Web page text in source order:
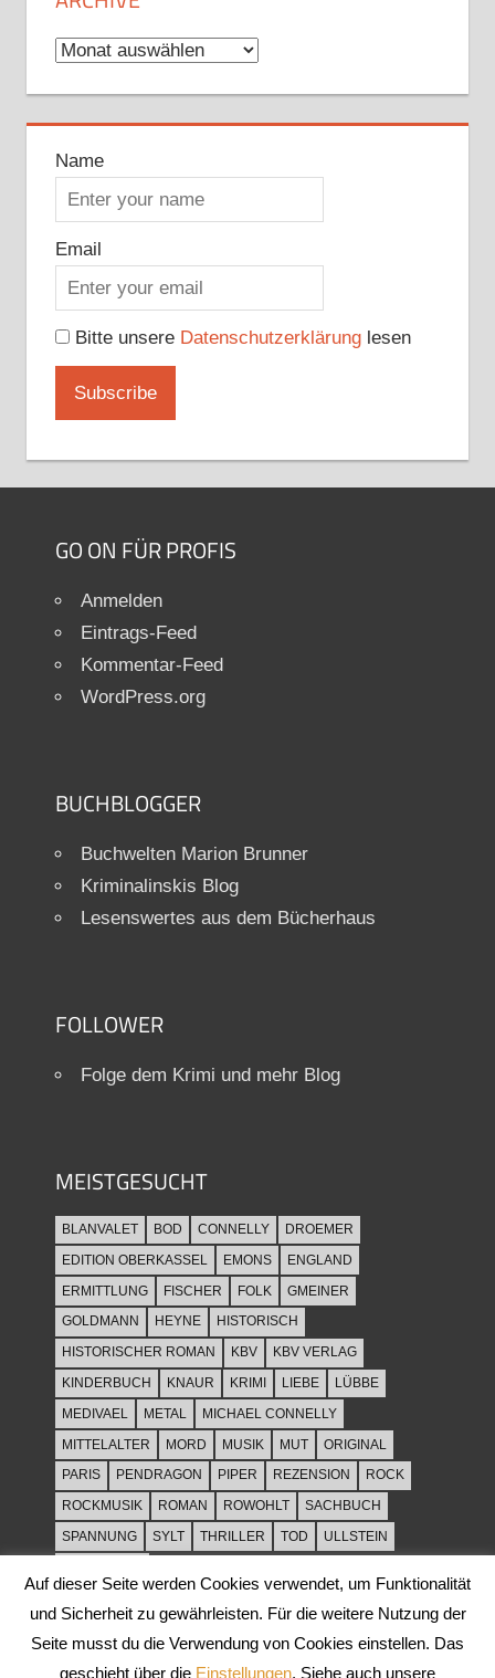
Archive
Name
Email
Bitte unsere Datenschutzerklärunglesen
GO ON FÜR PROFIS
Anmelden
Eintrags-Feed
Kommentar-Feed
WordPress.org
BUCHBLOGGER
Buchwelten Marion Brunner
Kriminalinskis Blog
Lesenswertes aus dem Bücherhaus
FOLLOWER
Folge dem Krimi und mehr Blog
MEISTGESUCHT
BLANVALET BOD CONNELLY
DROEMER
EDITION OBERKASSEL
EMONS
ENGLAND
ERMITTLUNG
FISCHER FOLK
GMEINER
GOLDMANN
HEYNE
HISTORISCH
HISTORISCHER ROMAN
KBV
KBV VERLAG
KINDERBUCH
KNAUR KRIMI LIEBE
LÜBBE
MEDIVAEL
METAL
MICHAEL CONNELLY
MITTELALTER
MORD MUSIK MUT
ORIGINAL
PARIS
PENDRAGON PIPER REZENSION
ROCK
ROCKMUSIK
ROMAN ROWOHLT
SACHBUCH
SPANNUNG
SYLT THRILLER TOD
ULLSTEIN
Auf dieser Seite werden Cookies verwendet, um Funktionalität
und Sicherheit zu gewährleisten. Für die weitere Nutzung der
Seite musst du die Verwendung von Cookies einstellen. Das
geschieht über die Einstellungen. Siehe auch unsere